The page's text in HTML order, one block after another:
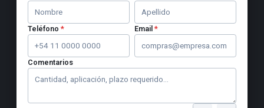
Teléfono * Email *
Comentarios